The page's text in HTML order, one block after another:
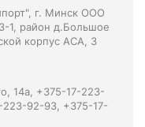
г. Минск ООО
1, район д.Большое
корпус АСА, 3
14а, +375-17-223-
92-93, +375-17-